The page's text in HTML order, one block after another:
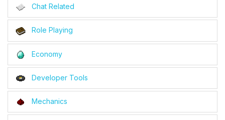
Chat Related
Role Playing
Economy
Developer Tools
Mechanics